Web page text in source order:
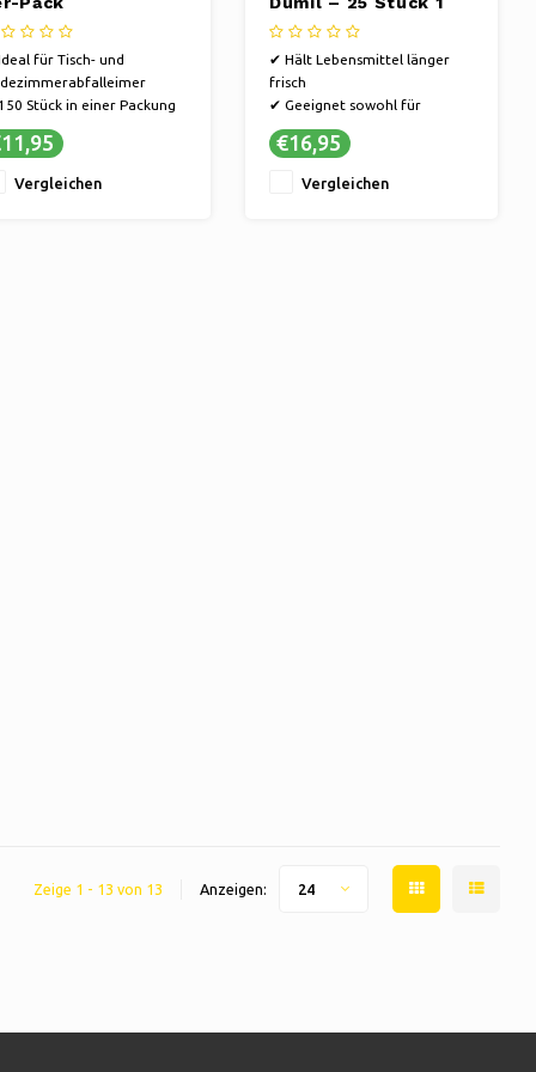
für Tisch- und
Stück in einer Packung
aber stark
Vergleichen
Liter + 25 Stück 3
Liter –
Vorteilspackung 5
Stück
✔ Hält Lebensmittel länger
frisch
✔ Geeignet sowohl für
Gefrier- als auch für
Lagerräume
✔ Kompakt und robust
€16,95
Vergleichen
Zeige 1 - 13 von 13 Anzeigen: 24